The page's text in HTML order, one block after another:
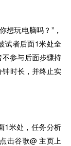
想玩电脑吗？”，
试者后面1米处全
参与后面步骤持
时长，并终止实
1米处，任务分析
击谷歌@ 主页上